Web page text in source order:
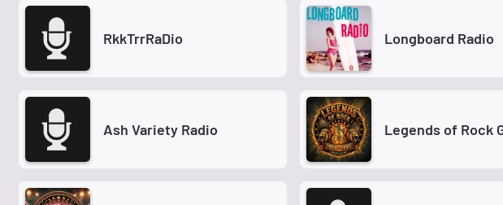
RkkTrrRaDio Longboard Radio
Ash Variety Radio Legends of Rock